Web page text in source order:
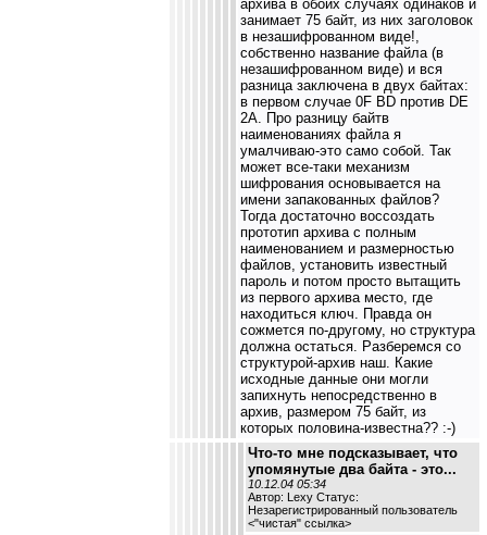
архива в обоих случаях одинаков и
занимает 75 байт, из них заголовок
в незашифрованном виде!,
собственно название файла (в
незашифрованном виде) и вся
разница заключена в двух байтах:
в первом случае 0F BD против DE
2A. Про разницу байтв
наименованиях файла я
умалчиваю-это само собой. Так
может все-таки механизм
шифрования основывается на
имени запакованных файлов?
Тогда достаточно воссоздать
прототип архива с полным
наименованием и размерностью
файлов, установить известный
пароль и потом просто вытащить
из первого архива место, где
находиться ключ. Правда он
сожмется по-другому, но структура
должна остаться. Разберемся со
структурой-архив наш. Какие
исходные данные они могли
запихнуть непосредственно в
архив, размером 75 байт, из
которых половина-известна?? :-)
Что-то мне подсказывает, что
упомянутые два байта - это...
10.12.04 05:34
Автор: Lexy Статус:
Незарегистрированный пользователь
<"чистая" ссылка>